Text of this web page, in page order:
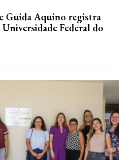
Guida Aquino registra
Federal do